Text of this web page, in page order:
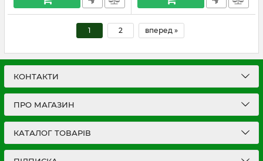
1 2 вперед »
КОНТАКТИ
ПРО МАГАЗИН
КАТАЛОГ ТОВАРІВ